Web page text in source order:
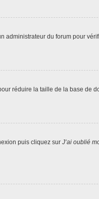
administrateur du forum pour
réduire la taille de la base de
puis cliquez sur J’ai oublié